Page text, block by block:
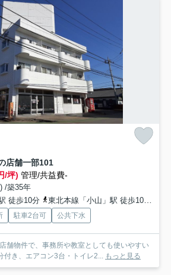
店舗一部101
/坪) 管理/共益費-
/築35年
徒歩10分
東北本線「小山」駅 徒歩10分
駐車2台可 公共下水
舗物件で、事務所や教室としても使いやすい
付き、エアコン3台・トイレ2... もっと見る